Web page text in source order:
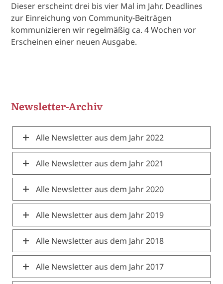
Dieser erscheint drei bis vier Mal im Jahr. Deadlines
zur Einreichung von Community-Beiträgen
kommunizieren wir regelmäßig ca. 4 Wochen vor
Erscheinen einer neuen Ausgabe.
Newsletter-Archiv
Alle Newsletter aus dem Jahr 2022
Alle Newsletter aus dem Jahr 2021
Alle Newsletter aus dem Jahr 2020
Alle Newsletter aus dem Jahr 2019
Alle Newsletter aus dem Jahr 2018
Alle Newsletter aus dem Jahr 2017